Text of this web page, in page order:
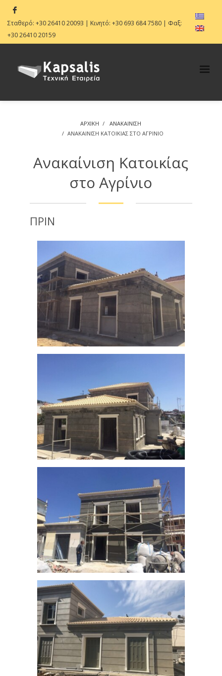
Σταθερό: +30 26410 20093 | Κινητό: +30 693 684 7580 | Φαξ:
+30 26410 20159
ΑΡΧΙΚΗ
ΑΝΑΚΑΊΝΙΣΗ
ΑΝΑΚΑΊΝΙΣΗ ΚΑΤΟΙΚΊΑΣ ΣΤΟ ΑΓΡΊΝΙΟ
Ανακαίνιση Κατοικίας
στο Αγρίνιο
ΠΡΙΝ